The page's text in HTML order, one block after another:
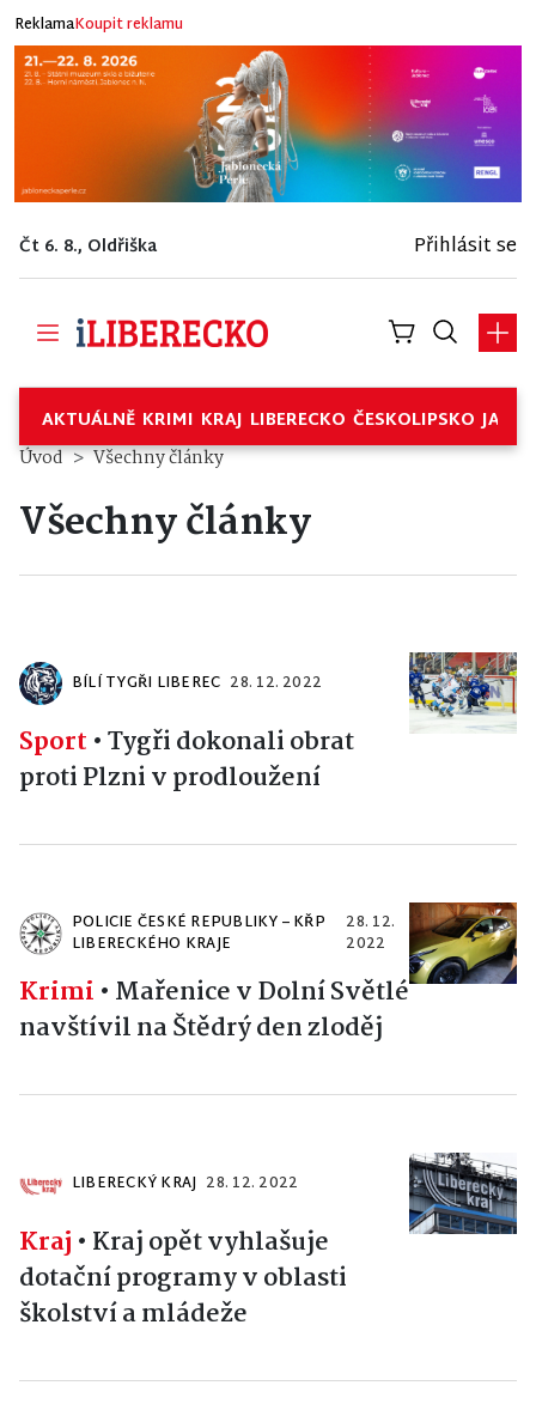
ReklamaKoupit reklamu
Čt 6. 8., Oldřiška Přihlásit se
AKTUÁLNĚ KRIMI KRAJ LIBERECKO ČESKOLIPSKO
Úvod Všechny články
Všechny články
BÍLÍ TYGŘI LIBEREC 28. 12. 2022
Sport •Tygři dokonali obrat
proti Plzni v prodloužení
POLICIE ČESKÉ REPUBLIKY – KŘP
LIBERECKÉHO KRAJE
28. 12.
2022
Krimi • Mařenice v Dolní Světlé
navštívil na Štědrý den zloděj
LIBERECKÝ KRAJ 28. 12. 2022
Kraj • Kraj opět vyhlašuje
dotační programy v oblasti
školství a mládeže